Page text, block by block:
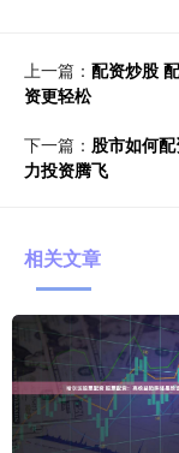
上一篇： 配资炒股
资更轻松
下一篇： 股市如何
力投资腾飞
相关文章